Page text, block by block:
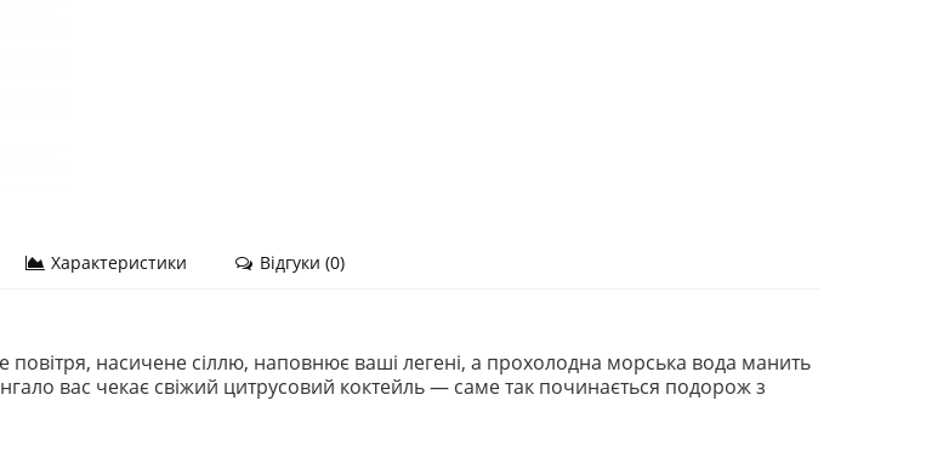
Характеристики Відгуки (0)
насичене сіллю, наповнює ваші легені, а прохолодна морська вода манить
вас чекає свіжий цитрусовий коктейль — саме так починається подорож з